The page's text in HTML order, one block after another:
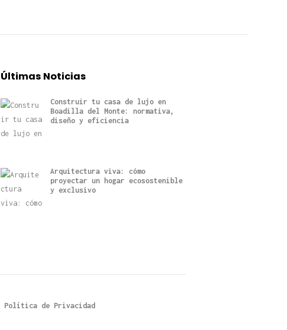
Últimas Noticias
Construir tu casa de lujo en
Boadilla del Monte: normativa,
diseño y eficiencia
Arquitectura viva: cómo
proyectar un hogar ecosostenible
y exclusivo
Política de Privacidad